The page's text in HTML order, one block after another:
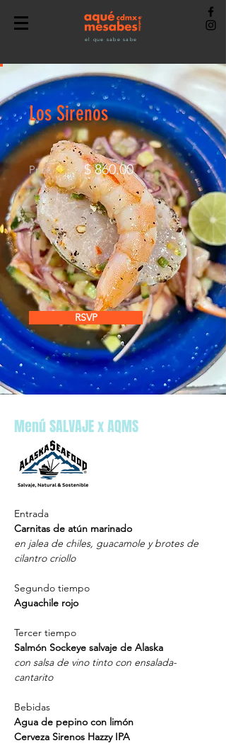
el que sabe sabe
Los Sirenos
Price $ 860.00
RSVP
Menú SALVAJE x AQMS
Entrada
Carnitas de atún marinado
en jalea de chiles, guacamole y brotes de
cilantro criollo
Segundo tiempo
Aguachile rojo
Tercer tiempo
Salmón Sockeye salvaje de Alaska
con salsa de vino tinto con ensalada-
cantarito
Bebidas
Agua de pepino con limón
Cerveza Sirenos Hazzy IPA